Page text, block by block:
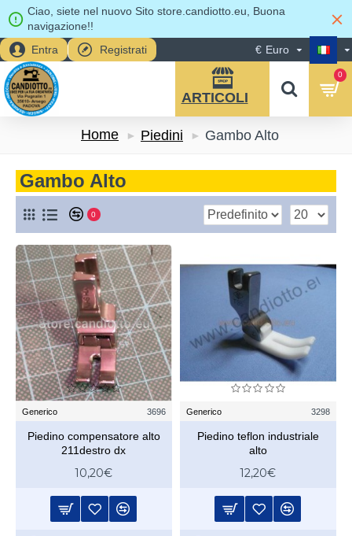
Ciao, siete nel nuovo Sito store.candiotto.eu, Buona
navigazione!!
Entra
Registrati € Euro
0
Home Piedini Gambo Alto
Gambo Alto
0
Generico 3696
Piedino compensatore alto
211destro dx
10,20€
Generico 3298
Piedino teflon industriale
alto
12,20€